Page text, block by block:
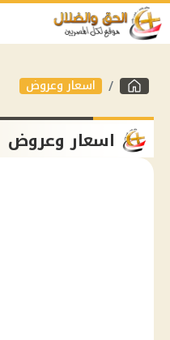
اسعار وعروض
اسعار وعروض